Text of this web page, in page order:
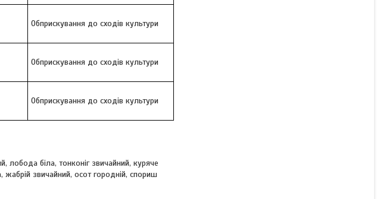
Обприскування до сходів культури
Обприскування до сходів культури
Обприскування до сходів культури
лобода біла, тонконіг звичайний, куряче
жабрій звичайний, осот городній, спориш